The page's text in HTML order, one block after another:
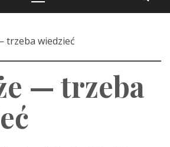
trzeba wiedzieć
— trzeba